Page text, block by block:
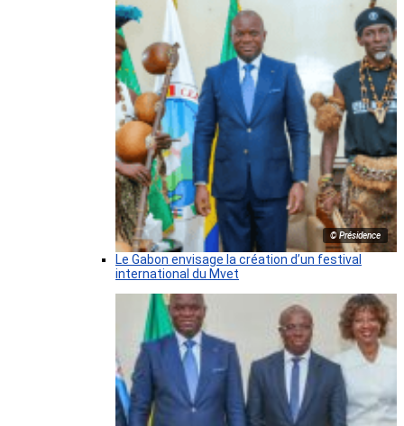
© Présidence
Le Gabon envisage la création d’un festival
international du Mvet